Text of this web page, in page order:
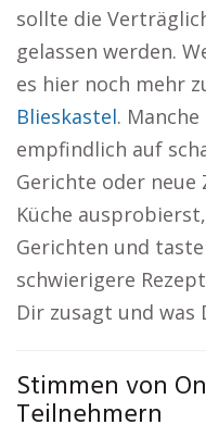
sollte die
gelassen werden.
es hier noch mehr
Blieskastel.
empfindlich auf
Gerichte oder neue
Küche
Gerichten und
schwierigere
Dir zusagt und was
Stimmen von
Teilnehmern